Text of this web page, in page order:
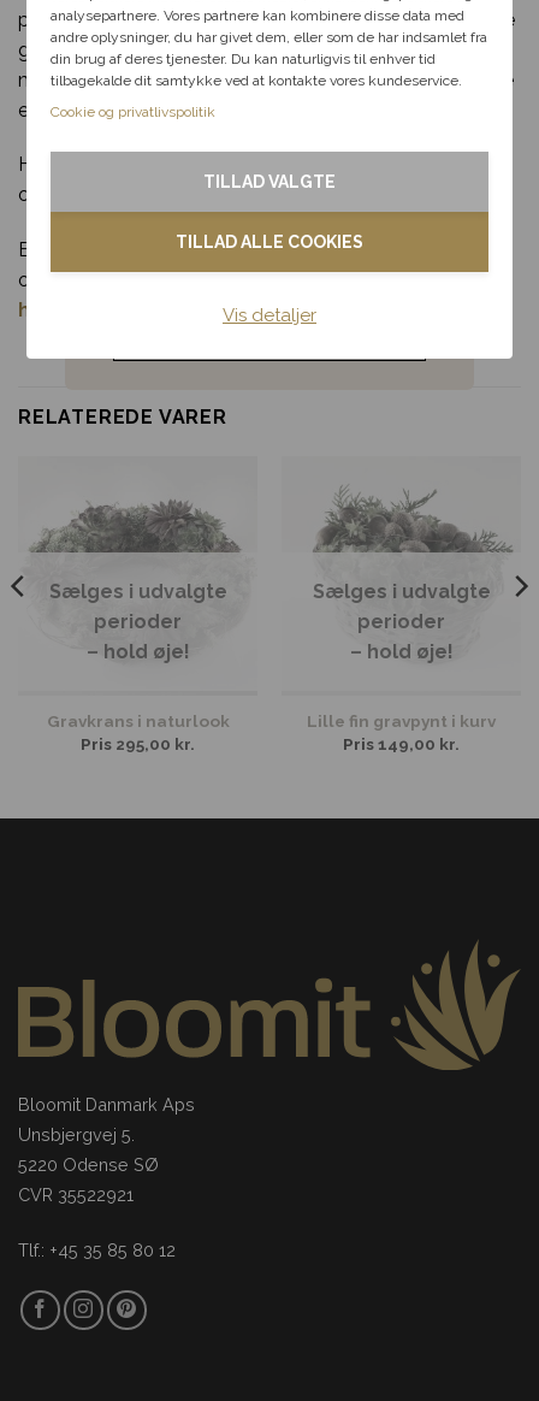
analysepartnere. Vores partnere kan kombinere disse data med
andre oplysninger, du har givet dem, eller som de har indsamlet fra
din brug af deres tjenester. Du kan naturligvis til enhver tid
tilbagekalde dit samtykke ved at kontakte vores kundeservice.
Cookie og privatlivspolitik
TILLAD ALLE COOKIES
TILLAD VALGTE
Vis detaljer
perfekt til mindehøjtideligheder. Dette lille, men elegante
gravpynt i røde farver er en smuk og eftertænksom
måde at ære en kærlig person. Farverne og materialerne
er nøje udvalgt for at skabe en ægte og tidløs hyldest.
Hos Bloomit leverer vi produkter, der afspejler stor
omsorg og respekt for anledningen.
Bestil ‘Fin lille gravpynt i rød, floristens valg’ i dag og
opdag flere muligheder i vores udvalg af
her.
RELATEREDE VARER
Sælges i udvalgte
perioder
– hold øje!
Gravkrans i naturlook
Pris 295,00 kr.
Sælges i udvalgte
perioder
– hold øje!
Lille fin gravpynt i kurv
Pris149,00 kr.
Bloomit Danmark Aps
Unsbjergvej 5.
5220 Odense SØ
CVR 35522921
Tlf.: +45 35 85 80 12
Fødselsdag
Kondolence
Blomster til hjemmet